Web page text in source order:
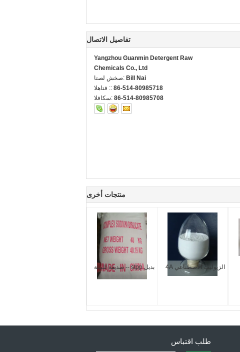
تفاصيل الاتصال
Yangzhou Guanmin Detergent Raw
Chemicals Co., Ltd
اتصل شخص: Bill Nai
الهاتف :: 86-514-80985718
الفاكس: 86-514-80985708
منتجات أخرى
بديل stpp -- صديقة للبيئة الزيوليت الاصطناعي 4A
طلب اقتباس